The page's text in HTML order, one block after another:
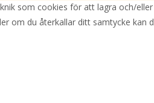
som cookies för att lagra och/
om du återkallar ditt samtycke kan